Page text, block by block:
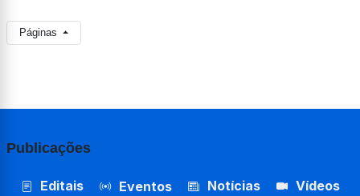
Páginas
Publicações
Editais Eventos Notícias Vídeos